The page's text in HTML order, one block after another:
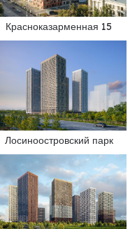
Красноказарменная 15
Лосиноостровский парк